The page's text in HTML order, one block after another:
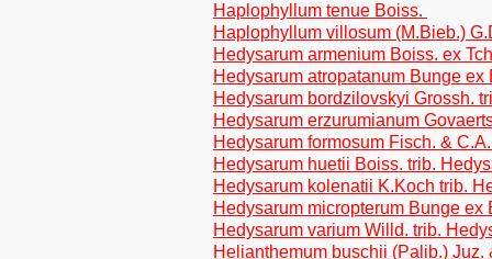
Haplophyllum tenue Boiss.
Haplophyllum villosum (M.Bieb.)
Hedysarum armenium Boiss. ex
Hedysarum atropatanum Bunge
Hedysarum bordzilovskyi Grossh.
Hedysarum erzurumianum
Hedysarum formosum Fisch. &
Hedysarum huetii Boiss. trib.
Hedysarum kolenatii K.Koch trib.
Hedysarum micropterum Bunge ex
Hedysarum varium Willd. trib.
Helianthemum buschii (Palib.)